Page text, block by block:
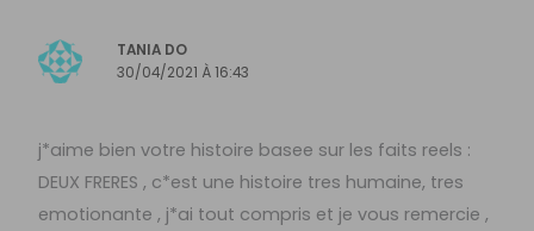
TANIA DO
30/04/2021 À 16:43
j*aime bien votre histoire basee sur les faits reels :
DEUX FRERES , c*est une histoire tres humaine, tres
emotionante , j*ai tout compris et je vous remercie ,